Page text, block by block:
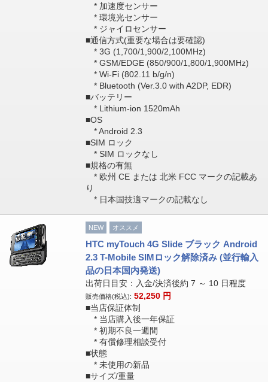
* 加速度センサー
* 環境光センサー
* ジャイロセンサー
■通信方式(重要な場合は要確認)
* 3G (1,700/1,900/2,100MHz)
* GSM/EDGE (850/900/1,800/1,900MHz)
* Wi-Fi (802.11 b/g/n)
* Bluetooth (Ver.3.0 with A2DP, EDR)
■バッテリー
* Lithium-ion 1520mAh
■OS
* Android 2.3
■SIM ロック
* SIM ロックなし
■規格の有無
* 欧州 CE または 北米 FCC マークの記載あ
り
* 日本国技適マークの記載なし
NEW オススメ
HTC myTouch 4G Slide ブラック Android
2.3 T-Mobile SIMロック解除済み (並行輸入
品の日本国内発送)
出荷日目安：入金/決済後約 7 ～ 10 日程度
販売価格(税込): 52,250 円
■当店保証体制
* 当店購入後一年保証
* 初期不良一週間
* 有償修理相談受付
■状態
* 未使用の新品
■サイズ/重量